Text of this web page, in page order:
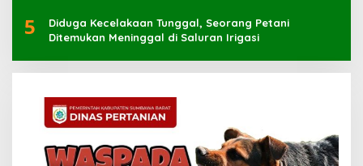
5
Diduga Kecelakaan Tunggal, Seorang Petani
Ditemukan Meninggal di Saluran Irigasi